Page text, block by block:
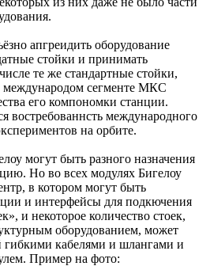
апгреидить оборудование
стойки и принимать
те же стандартные стойки,
международом сегменте МКС
его компономки станции.
востребованнсть международного
на орбите.
могут быть разного назначения
Но во всех модулях Бигелоу
в котором могут быть
и интерфейсы для подкючения
и некоторое количество стоек,
оборудованием, может
гибкими кабелями и шлангами и
Пример на фото: